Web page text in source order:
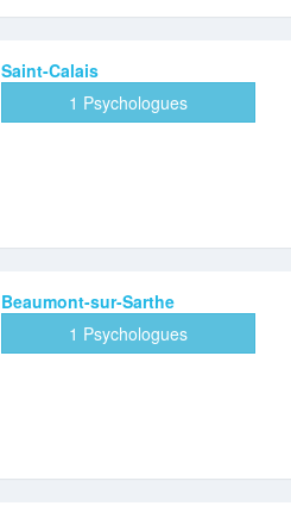
Saint-Calais
1 Psychologues
Beaumont-sur-Sarthe
1 Psychologues